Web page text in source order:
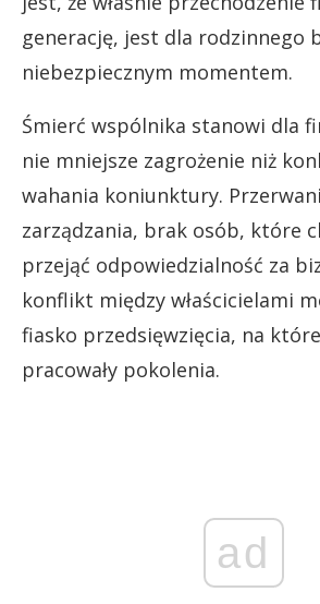
generację, jest dla rodzinnego
niebezpiecznym momentem.
Śmierć wspólnika stanowi dla
nie mniejsze zagrożenie niż
wahania koniunktury.
zarządzania, brak osób, które
przejąć odpowiedzialność za
konflikt między właścicielami
fiasko przedsięwzięcia, na
pracowały pokolenia.
ad